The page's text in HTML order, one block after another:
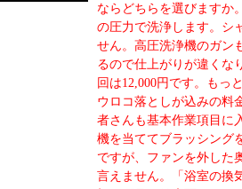
ならどちらを選びますか
の圧力で洗浄します。シ
せん。高圧洗浄機のガン
るので仕上がりが違くな
回は12,000円です。もっ
ウロコ落としが込みの料
者さんも基本作業項目に
機を当ててブラッシング
ですが、ファンを外した
言えません。「浴室の換